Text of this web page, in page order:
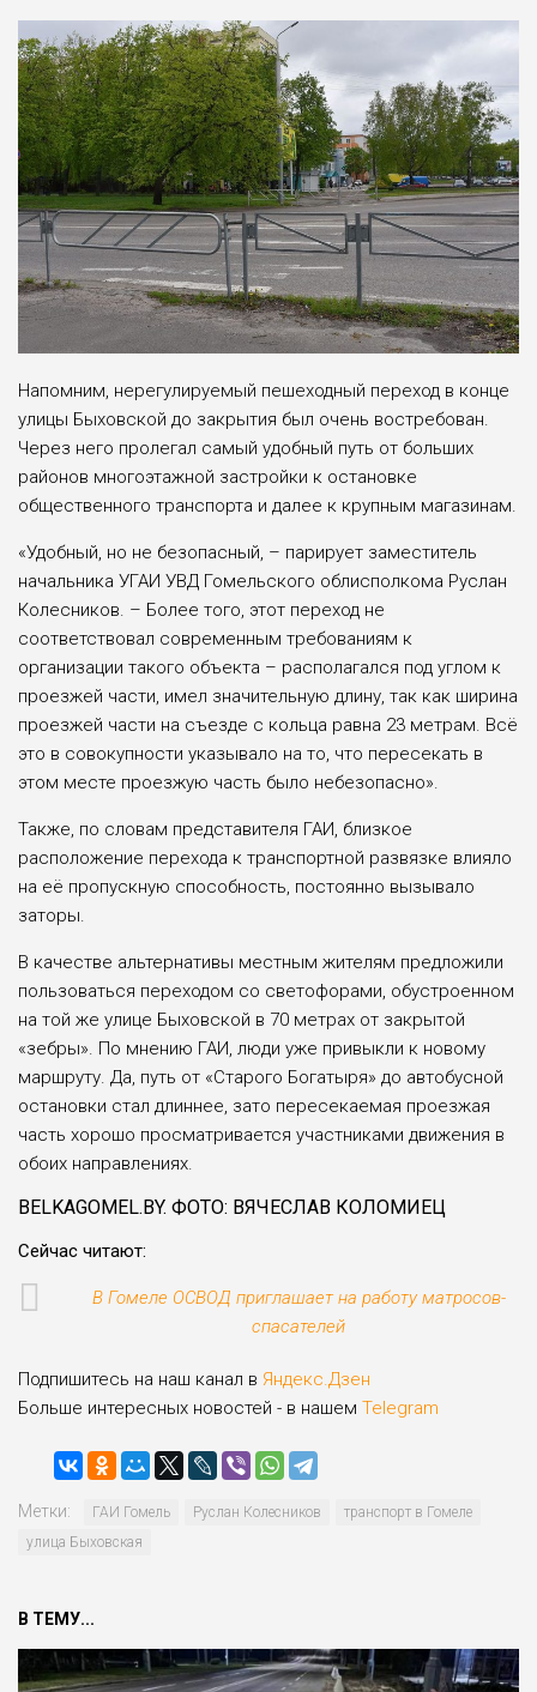
Напомним, нерегулируемый пешеходный переход в конце
улицы Быховской до закрытия был очень востребован.
Через него пролегал самый удобный путь от больших
районов многоэтажной застройки к остановке
общественного транспорта и далее к крупным магазинам.
«Удобный, но не безопасный, – парирует заместитель
начальника УГАИ УВД Гомельского облисполкома Руслан
Колесников. – Более того, этот переход не
соответствовал современным требованиям к
организации такого объекта – располагался под углом к
проезжей части, имел значительную длину, так как ширина
проезжей части на съезде с кольца равна 23 метрам. Всё
это в совокупности указывало на то, что пересекать в
этом месте проезжую часть было небезопасно».
Также, по словам представителя ГАИ, близкое
расположение перехода к транспортной развязке влияло
на её пропускную способность, постоянно вызывало
заторы.
В качестве альтернативы местным жителям предложили
пользоваться переходом со светофорами, обустроенном
на той же улице Быховской в 70 метрах от закрытой
«зебры». По мнению ГАИ, люди уже привыкли к новому
маршруту. Да, путь от «Старого Богатыря» до автобусной
остановки стал длиннее, зато пересекаемая проезжая
часть хорошо просматривается участниками движения в
обоих направлениях.
BELKAGOMEL.BY. ФОТО: ВЯЧЕСЛАВ КОЛОМИЕЦ
Сейчас читают:
В Гомеле ОСВОД приглашает на работу матросов-
спасателей
Подпишитесь на наш канал в Яндекс.Дзен
Больше интересных новостей - в нашем Telegram
Метки: ГАИ Гомель Руслан Колесников
транспорт в Гомеле
улица Быховская
В ТЕМУ...